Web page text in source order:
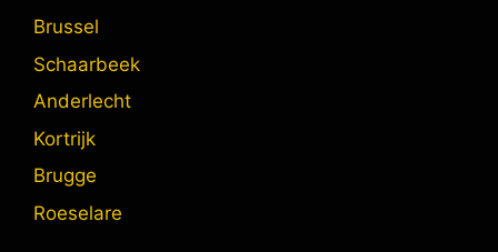
Brussel
Schaarbeek
Anderlecht
Kortrijk
Brugge
Roeselare